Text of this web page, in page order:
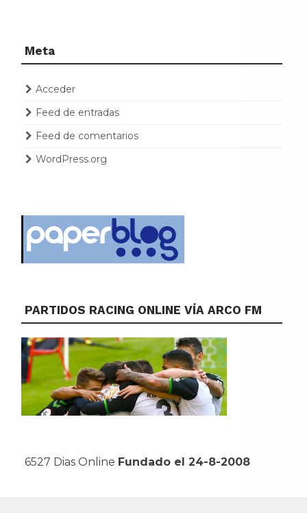
Meta
Acceder
Feed de entradas
Feed de comentarios
WordPress.org
PARTIDOS RACING ONLINE VÍA ARCO FM
6527 Dias Online Fundado el 24-8-2008